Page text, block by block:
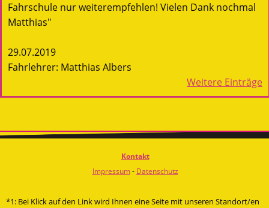
Fahrschule nur weiterempfehlen! Vielen Dank nochmal
Matthias"
29.07.2019
Fahrlehrer: Matthias Albers
Weitere Einträge
Kontakt
Impressum- Datenschutz
*1: Bei Klick auf den Link wird Ihnen eine Seite mit unseren Standort/en